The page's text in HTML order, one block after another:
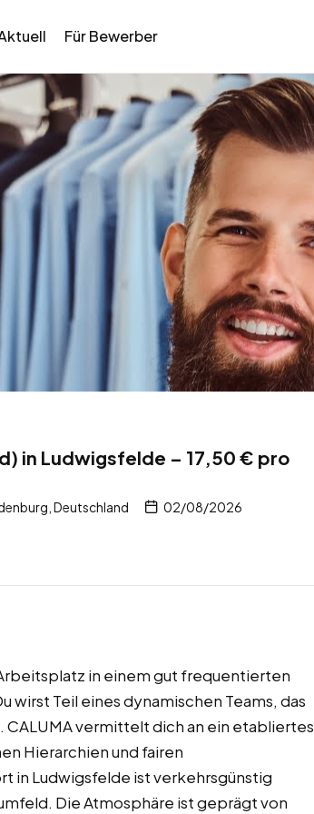
Für Bewerber
in Ludwigsfelde – 17,50 € pro
Deutschland 02/08/2026
in einem gut frequentierten
Teil eines dynamischen Teams, das
vermittelt dich an ein etabliertes
Hierarchien und fairen
in Ludwigsfelde ist verkehrsgünstig
Die Atmosphäre ist geprägt von